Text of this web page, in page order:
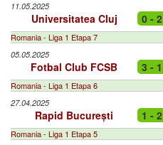
11.05.2025
Universitatea Cluj 0 - 2
Romania - Liga 1 Etapa 7
05.05.2025
Fotbal Club FCSB 3 - 1
Romania - Liga 1 Etapa 6
27.04.2025
Rapid București 1 - 2
Romania - Liga 1 Etapa 5